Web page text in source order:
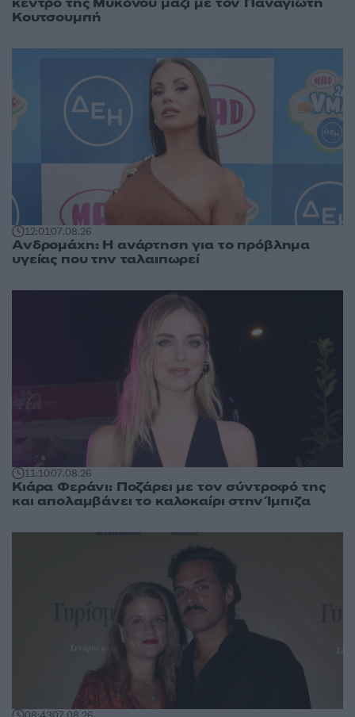
Κουτσουμπή
12:0107.08.26
Ανδρομάχη: Η ανάρτηση για το πρόβλημα
υγείας που την ταλαιπωρεί
11:1007.08.26
Κιάρα Φεράνι: Ποζάρει με τον σύντροφό της
και απολαμβάνει το καλοκαίρι στην Ίμπιζα